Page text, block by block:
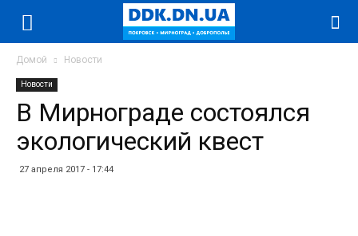
Домой Новости
Новости
В Мирнограде состоялся
экологический квест
27 апреля 2017 - 17:44